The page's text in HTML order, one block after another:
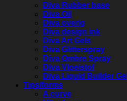
Diva Rubber base
Diva Oil
Diva overig
Diva design ink
Diva Art Gels
Diva Glitterspray
Diva Ombre Spray
Diva Vloeistof
Diva Liquid Builder Gel
Tips/forms
A curve